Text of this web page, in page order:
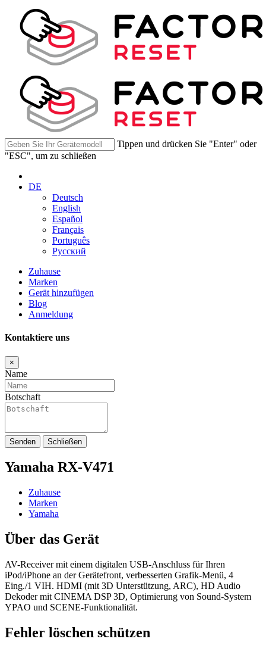
Tippen und drücken Sie "Enter" oder
"ESC", um zu schließen
DE
Deutsch
English
Español
Français
Português
Русский
Zuhause
Marken
Gerät hinzufügen
Blog
Anmeldung
Kontaktiere uns
×
Name
Botschaft
Senden Schließen
Yamaha RX-V471
Zuhause
Marken
Yamaha
Über das Gerät
AV-Receiver mit einem digitalen USB-Anschluss für Ihren
iPod/iPhone an der Gerätefront, verbesserten Grafik-Menü, 4
Eing./1 VIH. HDMI (mit 3D Unterstützung, ARC), HD Audio
Dekoder mit CINEMA DSP 3D, Optimierung von Sound-System
YPAO und SCENE-Funktionalität.
Fehler löschen schützen